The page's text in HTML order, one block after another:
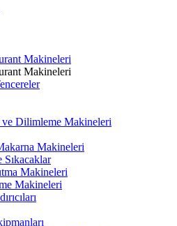
Makineleri
Makineleri
ve Dilimleme Makineleri
Makineleri
Sıkacaklar
Makineleri
Makineleri